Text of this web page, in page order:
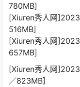
780MB]
[Xiuren秀人网
516MB]
[Xiuren秀人网
657MB]
[Xiuren秀人网
／823MB]